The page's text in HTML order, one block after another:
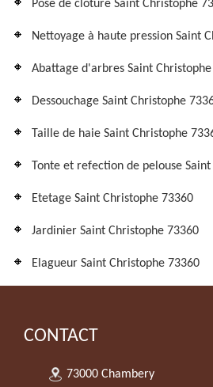
Pose de clôture Saint Christophe
Nettoyage à haute pression Saint
Abattage d'arbres Saint
Dessouchage Saint Christophe
Taille de haie Saint Christophe
Tonte et refection de pelouse
Etetage Saint Christophe 73360
Jardinier Saint Christophe 73360
Elagueur Saint Christophe 73360
CONTACT
73000 Chambery